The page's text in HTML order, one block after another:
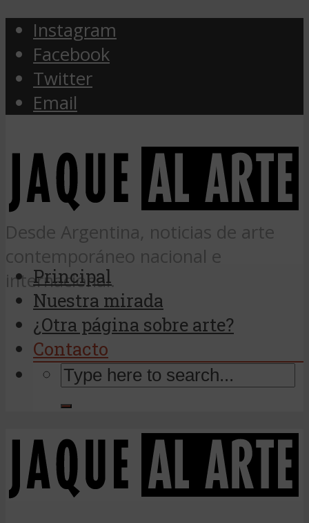
Instagram
Facebook
Twitter
Email
Desde Argentina, noticias de arte
contemporáneo nacional e
internacional.
Principal
Nuestra mirada
¿Otra página sobre arte?
Contacto